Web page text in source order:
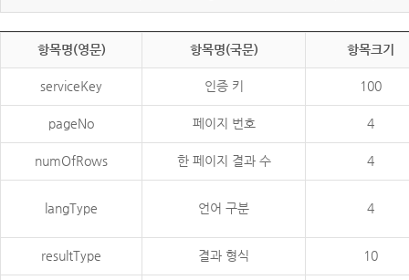
항목명(영문) 항목명(국문) 항목크기
serviceKey 인증 키 100
pageNo 페이지 번호 4
numOfRows 한 페이지 결과 수 4
langType 언어 구분 4
resultType 결과 형식 10